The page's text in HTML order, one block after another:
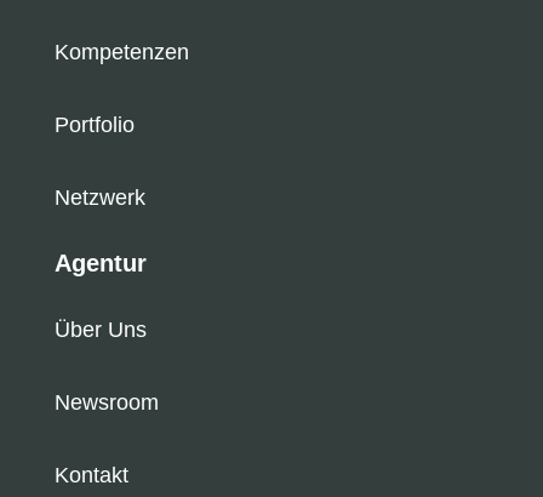
Kompetenzen
Portfolio
Netzwerk
Agentur
Über Uns
Newsroom
Kontakt